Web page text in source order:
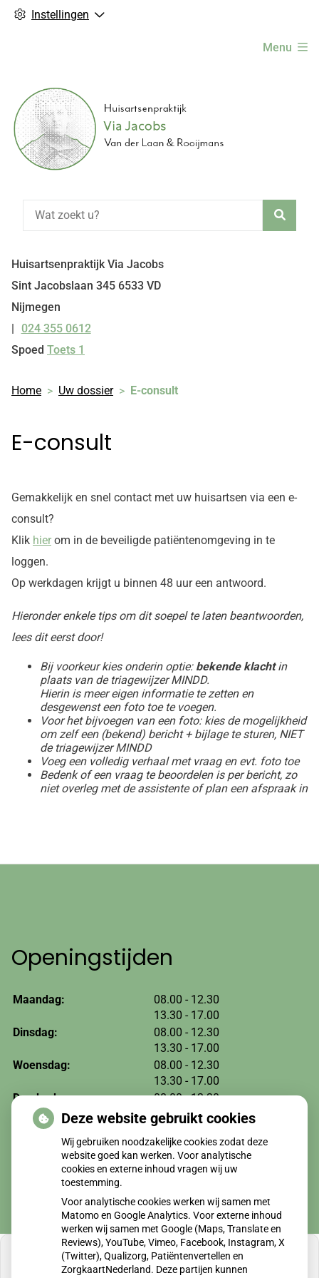
Instellingen
Menu
Huisartsenpraktijk Via Jacobs
Sint Jacobslaan 345 6533 VD
Nijmegen
Tel:
024 355 0612
Spoed Toets 1
Home Uw dossier E-consult
E-consult
Gemakkelijk en snel contact met uw huisartsen via een e-
consult?
Klik hier om in de beveiligde patiëntenomgeving in te
loggen.
Op werkdagen krijgt u binnen 48 uur een antwoord.
Hieronder enkele tips om dit soepel te laten beantwoorden,
lees dit eerst door!
Bij voorkeur kies onderin optie:bekende klachtin
plaats van de triagewijzer MINDD.
Hierin is meer eigen informatie te zetten en
desgewenst een foto toe te voegen.
Voor het bijvoegen van een foto: kies de mogelijkheid
om zelf een (bekend) bericht + bijlage te sturen, NIET
de triagewijzer MINDD
Voeg een volledig verhaal met vraag en evt. foto toe
Bedenk of een vraag te beoordelen is per bericht, zo
niet overleg met de assistente of plan een afspraak in
Openingstijden
Maandag: 08.00 tot
- 12.30
13.30 tot
- 17.00
Dinsdag:
08.00 tot
- 12.30
13.30 tot
- 17.00
Woensdag:
08.00 tot
- 12.30
13.30 tot
- 17.00
Donderdag:
08.00tot
- 12.30
13.30tot
- 17.00
Vrijdag:
08.00
13.30tot
- 17.00
Deze website gebruikt cookies
Wij gebruiken noodzakelijke cookies zodat deze
website goed kan werken. Voor analytische
cookies en externe inhoud vragen wij uw
toestemming.
Voor analytische cookies werken wij samen met
Matomo en Google Analytics. Voor externe inhoud
werken wij samen met Google (Maps, Translate en
Reviews), YouTube, Vimeo, Facebook, Instagram, X
(Twitter), Qualizorg, Patiëntenvertellen en
ZorgkaartNederland. Deze partijen kunnen